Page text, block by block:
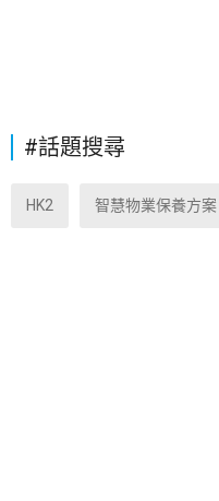
#話題搜尋
HK2 智慧物業保養方案